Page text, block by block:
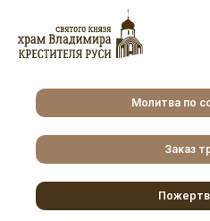
Молитва по
Заказ